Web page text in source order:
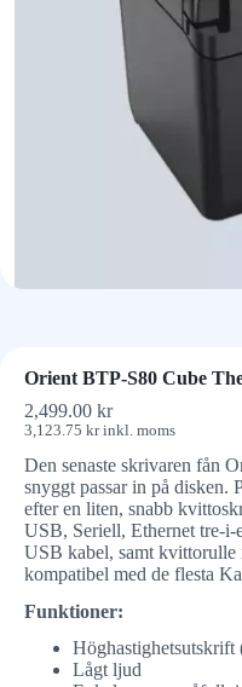
Orient BTP-S80 Cube
2,499.00 kr
3,123.75 krinkl. moms
Den senaste skrivaren fån
snyggt passar in på disken.
efter en liten, snabb
USB, Seriell, Ethernet tre-
USB kabel, samt
kompatibel med de flesta
Funktioner:
Höghastighetsutskrift
Lågt ljud